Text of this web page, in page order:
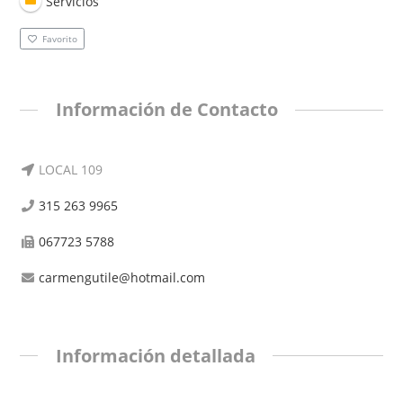
Favorito
Información de Contacto
LOCAL 109
315 263 9965
067723 5788
carmengutile@hotmail.com
Información detallada